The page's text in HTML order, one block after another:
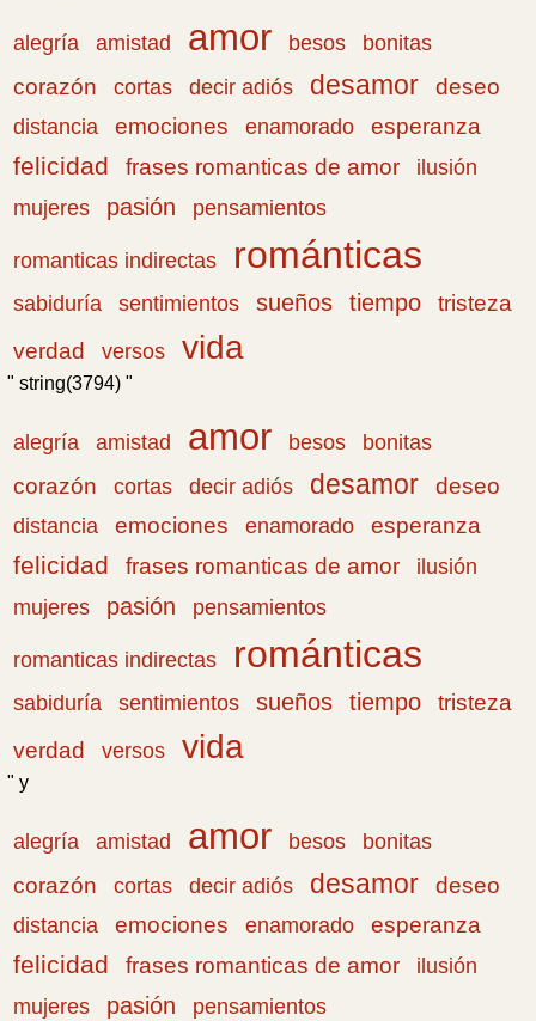
alegría amistad amor besos
bonitas
corazón
cortas decir adiós desamor deseo
distancia emociones enamorado esperanza
felicidad frases romanticas de amor
ilusión
mujeres
pasión pensamientos
romanticas indirectas románticas
sabiduría sentimientos sueños tiempo
tristeza
verdad
versos vida
" string(3794) "
alegría amistad amor besos
bonitas
corazón
cortas decir adiós desamor deseo
distancia emociones enamorado esperanza
felicidad frases romanticas de amor
ilusión
mujeres
pasión pensamientos
romanticas indirectas románticas
sabiduría sentimientos sueños tiempo
tristeza
verdad
versos vida
" y
alegría amistad amor besos
bonitas
corazón
cortas decir adiós desamor deseo
distancia emociones enamorado esperanza
felicidad frases romanticas de amor
ilusión
mujeres
pasión pensamientos